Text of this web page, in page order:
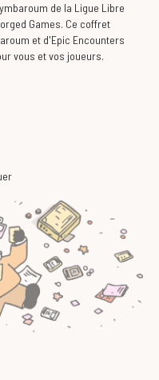
de la Ligue Libre
Games. Ce coffret
et d'Epic Encounters
vous et vos joueurs.